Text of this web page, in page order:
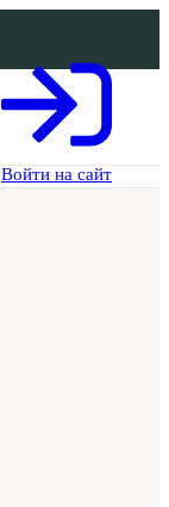
Войти на сайт